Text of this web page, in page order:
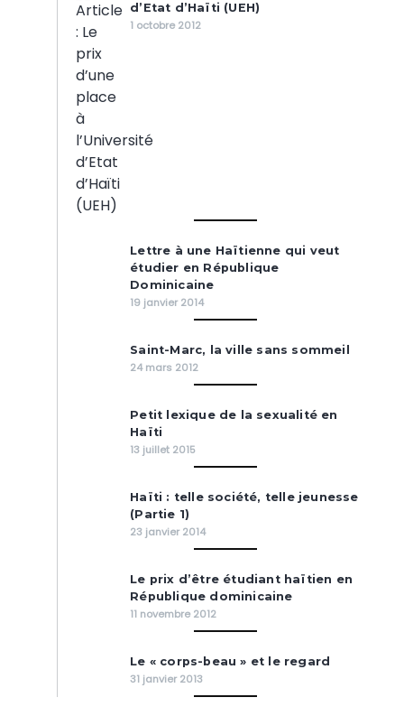
d’Etat d’Haïti (UEH)
1 octobre 2012
Lettre à une Haïtienne qui veut
étudier en République
Dominicaine
19 janvier 2014
Saint-Marc, la ville sans sommeil
24 mars 2012
Petit lexique de la sexualité en
Haïti
13 juillet 2015
Haïti : telle société, telle jeunesse
(Partie 1)
23 janvier 2014
Le prix d’être étudiant haïtien en
République dominicaine
11 novembre 2012
Le « corps-beau » et le regard
31 janvier 2013